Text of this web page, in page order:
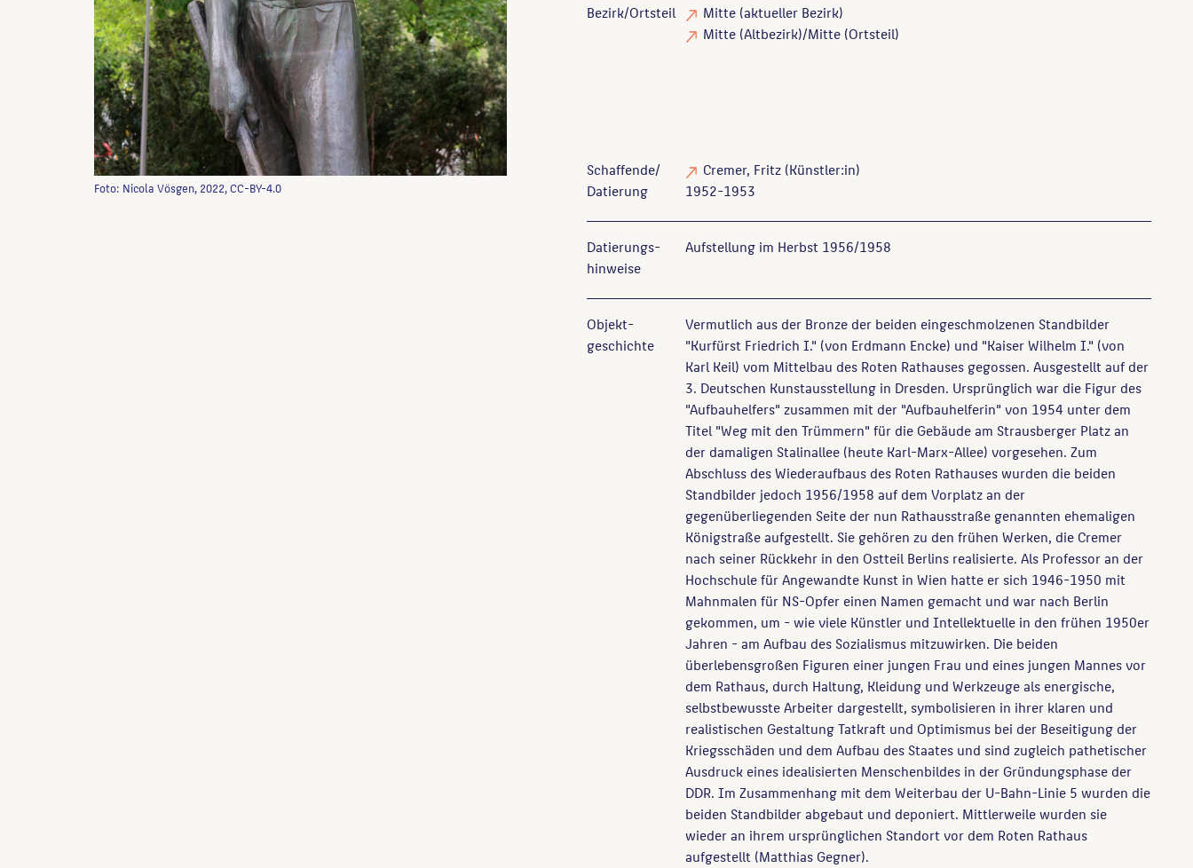
Foto: Nicola Vösgen, 2022, CC-BY-4.0
Bezirk/Ortsteil
Mitte (aktueller Bezirk)
Mitte (Altbezirk)/Mitte (Ortsteil)
Schaffende/
Datierung
Cremer, Fritz (Künstler:in)
1952-1953
Datierungs­
hinweise
Aufstellung im Herbst 1956/1958
Objekt­
geschichte
Vermutlich aus der Bronze der beiden eingeschmolzenen Standbilder
"Kurfürst Friedrich I." (von Erdmann Encke) und "Kaiser Wilhelm I." (von
Karl Keil) vom Mittelbau des Roten Rathauses gegossen. Ausgestellt auf der
3. Deutschen Kunstausstellung in Dresden. Ursprünglich war die Figur des
"Aufbauhelfers" zusammen mit der "Aufbauhelferin" von 1954 unter dem
Titel "Weg mit den Trümmern" für die Gebäude am Strausberger Platz an
der damaligen Stalinallee (heute Karl-Marx-Allee) vorgesehen. Zum
Abschluss des Wiederaufbaus des Roten Rathauses wurden die beiden
Standbilder jedoch 1956/1958 auf dem Vorplatz an der
gegenüberliegenden Seite der nun Rathausstraße genannten ehemaligen
Königstraße aufgestellt. Sie gehören zu den frühen Werken, die Cremer
nach seiner Rückkehr in den Ostteil Berlins realisierte. Als Professor an der
Hochschule für Angewandte Kunst in Wien hatte er sich 1946-1950 mit
Mahnmalen für NS-Opfer einen Namen gemacht und war nach Berlin
gekommen, um - wie viele Künstler und Intellektuelle in den frühen 1950er
Jahren - am Aufbau des Sozialismus mitzuwirken. Die beiden
überlebensgroßen Figuren einer jungen Frau und eines jungen Mannes vor
dem Rathaus, durch Haltung, Kleidung und Werkzeuge als energische,
selbstbewusste Arbeiter dargestellt, symbolisieren in ihrer klaren und
realistischen Gestaltung Tatkraft und Optimismus bei der Beseitigung der
Kriegsschäden und dem Aufbau des Staates und sind zugleich pathetischer
Ausdruck eines idealisierten Menschenbildes in der Gründungsphase der
DDR. Im Zusammenhang mit dem Weiterbau der U-Bahn-Linie 5 wurden die
beiden Standbilder abgebaut und deponiert. Mittlerweile wurden sie
wieder an ihrem ursprünglichen Standort vor dem Roten Rathaus
aufgestellt (Matthias Gegner).